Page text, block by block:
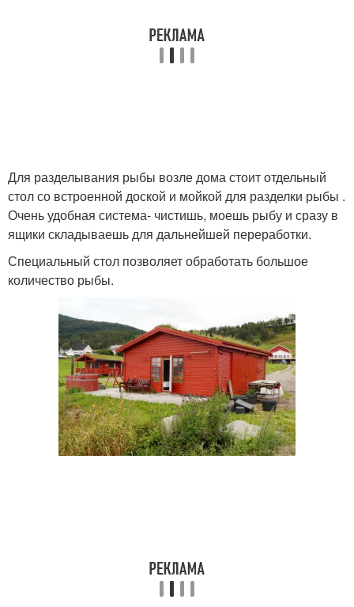
Для разделывания рыбы возле дома стоит отдельный
стол со встроенной доской и мойкой для разделки рыбы .
Очень удобная система- чистишь, моешь рыбу и сразу в
ящики складываешь для дальнейшей переработки.
Специальный стол позволяет обработать большое
количество рыбы.